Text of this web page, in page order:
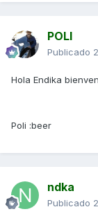
POLI
Publicado
Hola Endika
Poli :beer
ndka
Publicado